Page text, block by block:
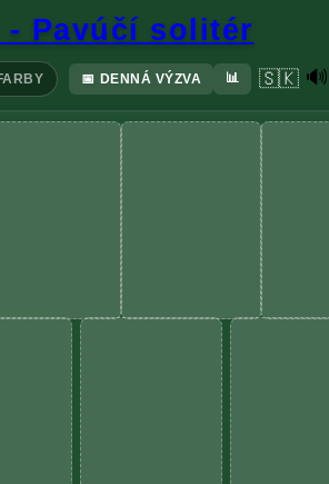
- Pavúčí solitér
📅 DENNÁ VÝZVA 📊 🇸🇰 🔊